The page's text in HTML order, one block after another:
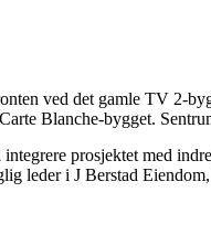
ved det gamle TV 2-
Blanche-bygget.
prosjektet med
leder i J Berstad